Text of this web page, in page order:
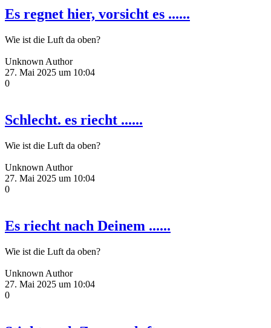
Es regnet hier, vorsicht es ......
Wie ist die Luft da oben?
Unknown Author
27. Mai 2025 um 10:04
0
Schlecht. es riecht ......
Wie ist die Luft da oben?
Unknown Author
27. Mai 2025 um 10:04
0
Es riecht nach Deinem ......
Wie ist die Luft da oben?
Unknown Author
27. Mai 2025 um 10:04
0